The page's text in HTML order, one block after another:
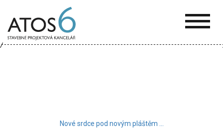
6
Nové srdce pod novým pláštěm ...